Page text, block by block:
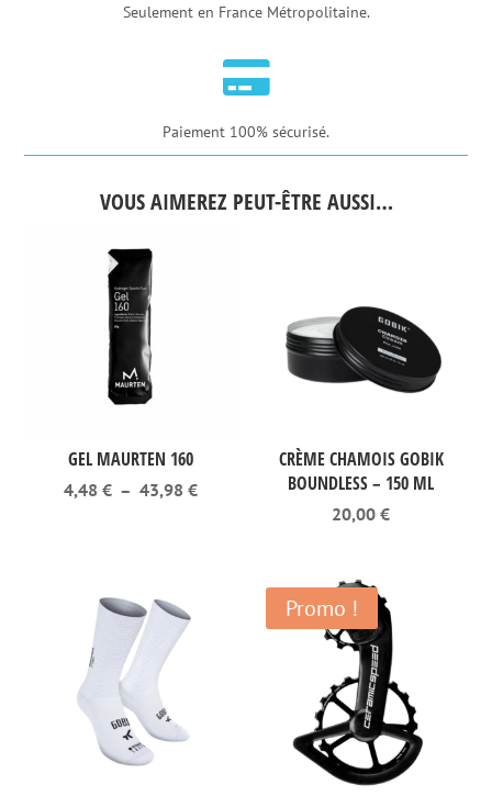
Seulement en France Métropolitaine.

Paiement 100% sécurisé.
VOUS AIMEREZ PEUT-ÊTRE AUSSI…
GEL MAURTEN 160
4,48€ – 43,98€Plage
CRÈME CHAMOIS GOBIK
BOUNDLESS – 150 ML
20,00€
Promo !